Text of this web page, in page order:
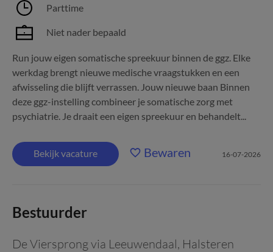
Parttime
Niet nader bepaald
Run jouw eigen somatische spreekuur binnen de ggz. Elke
werkdag brengt nieuwe medische vraagstukken en een
afwisseling die blijft verrassen. Jouw nieuwe baan Binnen
deze ggz-instelling combineer je somatische zorg met
psychiatrie. Je draait een eigen spreekuur en behandelt...
Bekijk vacature Bewaren 16-07-2026
Bestuurder
De Viersprong via Leeuwendaal, Halsteren